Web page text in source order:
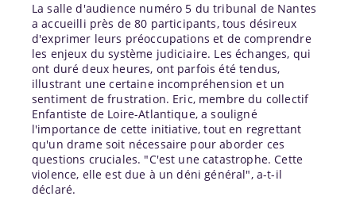
La salle d'audience numéro 5 du tribunal de Nantes
a accueilli près de 80 participants, tous désireux
d'exprimer leurs préoccupations et de comprendre
les enjeux du système judiciaire. Les échanges, qui
ont duré deux heures, ont parfois été tendus,
illustrant une certaine incompréhension et un
sentiment de frustration. Eric, membre du collectif
Enfantiste de Loire-Atlantique, a souligné
l'importance de cette initiative, tout en regrettant
qu'un drame soit nécessaire pour aborder ces
questions cruciales. "C'est une catastrophe. Cette
violence, elle est due à un déni général", a-t-il
déclaré.